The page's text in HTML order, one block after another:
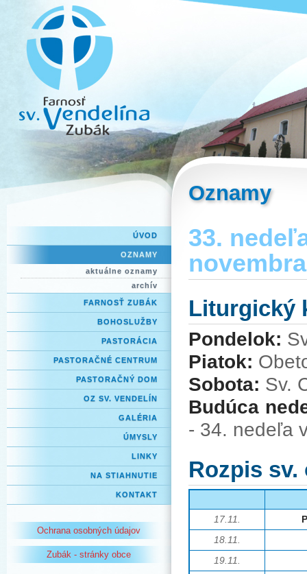
ÚVOD
OZNAMY
aktuálne oznamy
archív
FARNOSŤ ZUBÁK
BOHOSLUŽBY
PASTORÁCIA
PASTORAČNÉ CENTRUM
PASTORAČNÝ DOM
OZ SV. VENDELÍN
GALÉRIA
ÚMYSLY
LINKY
NA STIAHNUTIE
KONTAKT
Ochrana osobných údajov
Zubák - stránky obce
Oznamy
33.
Liturgický
Pondelok:
Piatok:
Sobota: Sv.
Budúca
- 34. nedeľa
Rozpis sv.
17.11.
18.11.
19.11.